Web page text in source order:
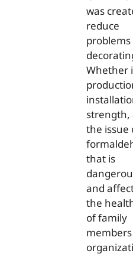
was
reduce
Whether
strength,
the issue
that is
and
the
of family